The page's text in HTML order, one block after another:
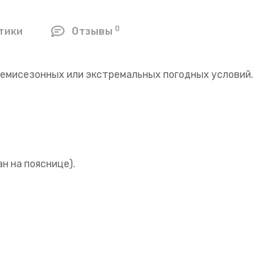
Отзывы 0
или экстремальных погодных условий.
на пояснице).